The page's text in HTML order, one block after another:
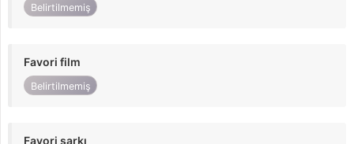
Belirtilmemiş
Favori film
Belirtilmemiş
Favori şarkı